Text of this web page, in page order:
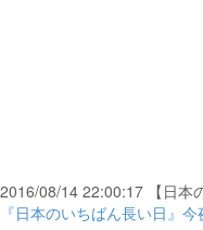
2016/08/14 22:00:17 【日本
『日本のいちばん長い日』